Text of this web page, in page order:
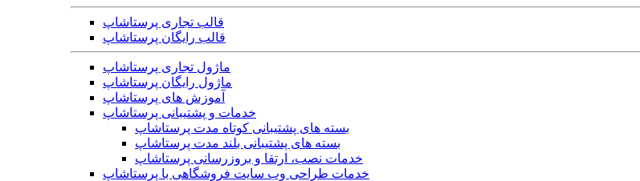
قالب تجاری پرستاشاپ
قالب رایگان پرستاشاپ
ماژول تجاری پرستاشاپ
ماژول رایگان پرستاشاپ
آموزش های پرستاشاپ
خدمات و پشتیبانی پرستاشاپ
بسته های پشتیبانی کوتاه مدت پرستاشاپ
بسته های پشتیبانی بلند مدت پرستاشاپ
خدمات نصب، ارتقا و بروزرسانی پرستاشاپ
خدمات طراحی وب سایت فروشگاهی با پرستاشاپ